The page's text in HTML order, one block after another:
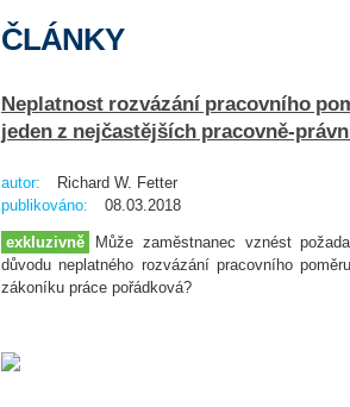
ČLÁNKY
Neplatnost rozvázání pracovního
jeden z nejčastějších pracovně-
autor:
Richard W. Fetter
publikováno:
08.03.2018
exkluzivně
Může zaměstnanec vznést
důvodu neplatného rozvázání pracovního
zákoníku práce pořádková?